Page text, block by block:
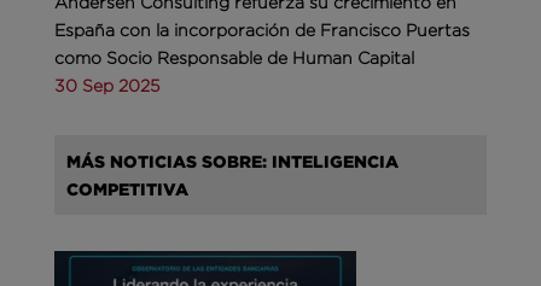
España con la incorporación de Francisco Puertas
como Socio Responsable de Human Capital
30 Sep 2025
MÁS NOTICIAS SOBRE: INTELIGENCIA
COMPETITIVA